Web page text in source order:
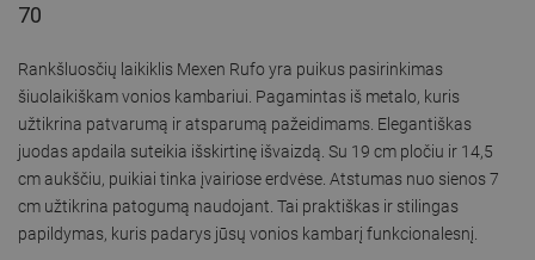
70
Rankšluosčių laikiklis Mexen Rufo yra puikus pasirinkimas
šiuolaikiškam vonios kambariui. Pagamintas iš metalo, kuris
užtikrina patvarumą ir atsparumą pažeidimams. Elegantiškas
juodas apdaila suteikia išskirtinę išvaizdą. Su 19 cm pločiu ir 14,5
cm aukščiu, puikiai tinka įvairiose erdvėse. Atstumas nuo sienos 7
cm užtikrina patogumą naudojant. Tai praktiškas ir stilingas
papildymas, kuris padarys jūsų vonios kambarį funkcionalesnį.